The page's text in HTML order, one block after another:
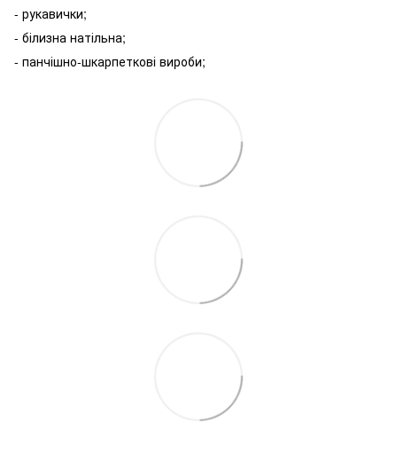
- рукавички;
- білизна натільна;
- панчішно-шкарпеткові вироби;